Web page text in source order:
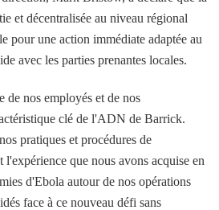
et décentralisée au niveau régional
pour une action immédiate adaptée au
avec les parties prenantes locales.
de nos employés et de nos
clé de l'ADN de Barrick.
pratiques et procédures de
que nous avons acquise en
d'Ebola autour de nos opérations
face à ce nouveau défi sans